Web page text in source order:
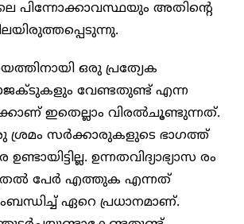
പിന്നോക്കാവസ്ഥയും അതിന്റെ
ഒരു പ്രത്യേക
വേണ്ടതുണ്ട് എന്ന
ഇതെല്ലാം വിരൽചൂണ്ടുന്നത്.
സ‍ർക്കാരുകളുടെ ഭാ​ഗത്ത്
ഉന്നതവിദ്യാഭ്യാസ രം​
പേർ എത്തുക എന്നത്
ഏറെ പ്രധാനമാണ്.